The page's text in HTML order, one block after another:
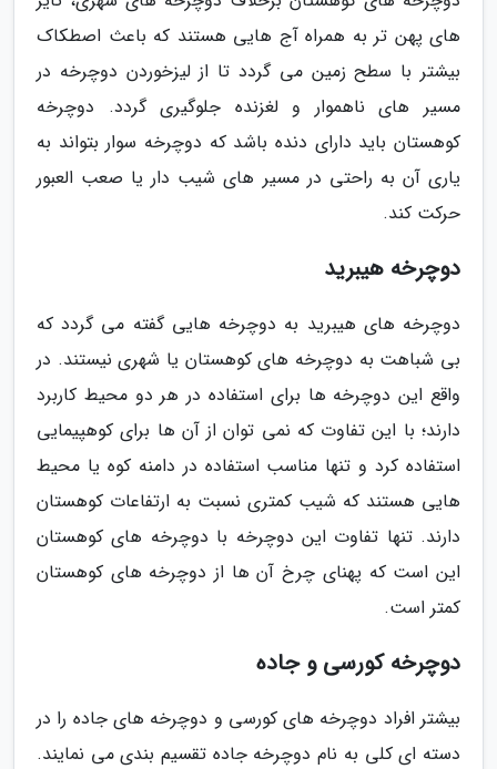
های پهن تر به همراه آج هایی هستند که باعث اصطکاک
بیشتر با سطح زمین می گردد تا از لیزخوردن دوچرخه در
مسیر های ناهموار و لغزنده جلوگیری گردد. دوچرخه
کوهستان باید دارای دنده باشد که دوچرخه سوار بتواند به
یاری آن به راحتی در مسیر های شیب دار یا صعب العبور
حرکت کند.
دوچرخه هیبرید
دوچرخه های هیبرید به دوچرخه هایی گفته می گردد که
بی شباهت به دوچرخه های کوهستان یا شهری نیستند. در
واقع این دوچرخه ها برای استفاده در هر دو محیط کاربرد
دارند؛ با این تفاوت که نمی توان از آن ها برای کوهپیمایی
استفاده کرد و تنها مناسب استفاده در دامنه کوه یا محیط
هایی هستند که شیب کمتری نسبت به ارتفاعات کوهستان
دارند. تنها تفاوت این دوچرخه با دوچرخه های کوهستان
این است که پهنای چرخ آن ها از دوچرخه های کوهستان
کمتر است.
دوچرخه کورسی و جاده
بیشتر افراد دوچرخه های کورسی و دوچرخه های جاده را در
دسته ای کلی به نام دوچرخه جاده تقسیم بندی می نمایند.